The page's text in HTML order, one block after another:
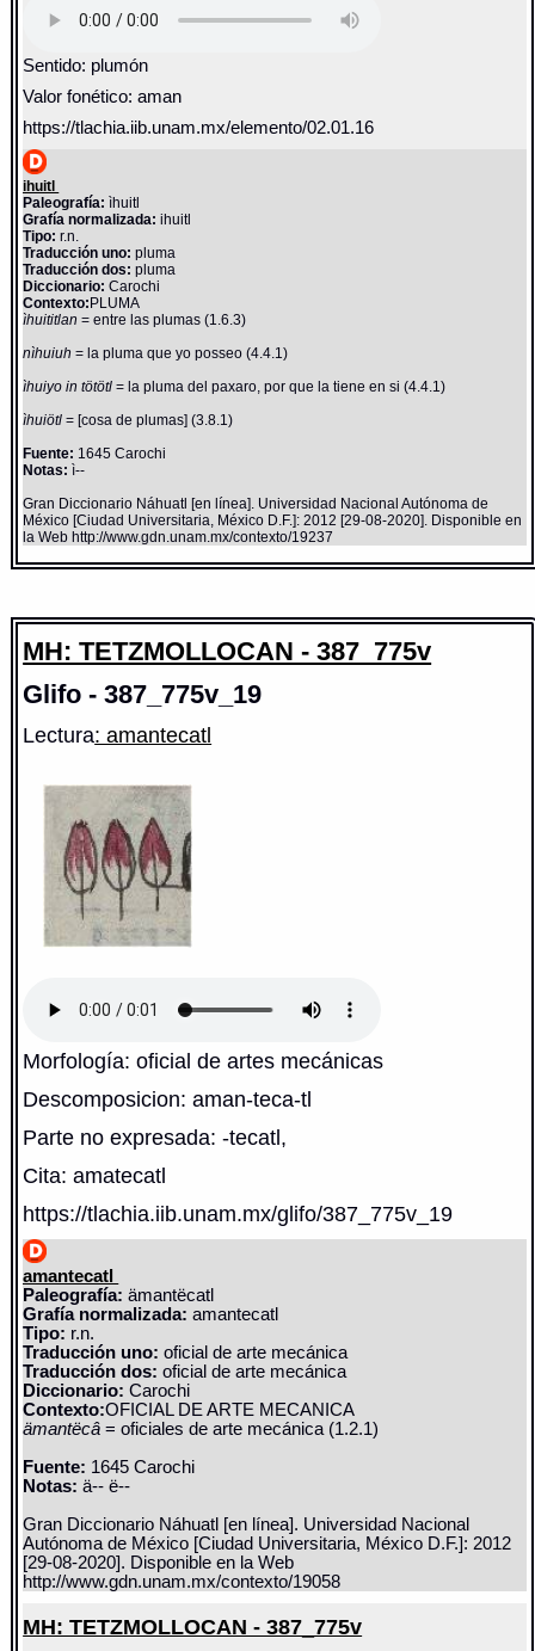
Sentido: plumón
Valor fonético: aman
https://tlachia.iib.unam.mx/elemento/02.01.16
ihuitl
Paleografía: ìhuitl
Grafía normalizada: ihuitl
Tipo: r.n.
Traducción uno: pluma
Traducción dos: pluma
Diccionario:Carochi
Contexto:PLUMA
ìhuititlan= entre las plumas (1.6.3)
nìhuiuh= la pluma que yo posseo (4.4.1)
ìhuiyo in tötötl= la pluma del paxaro, por que la tiene en si (4.4.1)
ìhuiötl= [cosa de plumas] (3.8.1)
Fuente: 1645 Carochi
Notas: ì--
Gran Diccionario Náhuatl [en línea]. Universidad Nacional Autónoma de
México [Ciudad Universitaria, México D.F.]: 2012 [29-08-2020]. Disponible en
la Web http://www.gdn.unam.mx/contexto/19237
MH: TETZMOLLOCAN - 387_775v
Glifo - 387_775v_19
Lectura: amantecatl
Morfología: oficial de artes mecánicas
Descomposicion: aman-teca-tl
Parte no expresada: -tecatl,
Cita: amatecatl
https://tlachia.iib.unam.mx/glifo/387_775v_19
amantecatl
Paleografía: ämantëcatl
Grafía normalizada: amantecatl
Tipo: r.n.
Traducción uno: oficial de arte mecánica
Traducción dos: oficial de arte mecánica
Diccionario:Carochi
Contexto:OFICIAL DE ARTE MECANICA
ämantëcâ= oficiales de arte mecánica (1.2.1)
Fuente: 1645 Carochi
Notas: ä-- ë--
Gran Diccionario Náhuatl [en línea]. Universidad Nacional
Autónoma de México [Ciudad Universitaria, México D.F.]: 2012
[29-08-2020]. Disponible en la Web
http://www.gdn.unam.mx/contexto/19058
MH: TETZMOLLOCAN - 387_775v